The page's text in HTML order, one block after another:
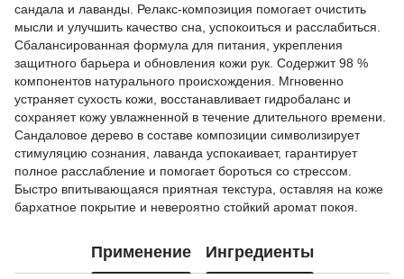
сандала и лаванды. Релакс-композиция помогает очистить
мысли и улучшить качество сна, успокоиться и расслабиться.
Сбалансированная формула для питания, укрепления
защитного барьера и обновления кожи рук. Содержит 98 %
компонентов натурального происхождения. Мгновенно
устраняет сухость кожи, восстанавливает гидробаланс и
сохраняет кожу увлажненной в течение длительного времени.
Сандаловое дерево в составе композиции символизирует
стимуляцию сознания, лаванда успокаивает, гарантирует
полное расслабление и помогает бороться со стрессом.
Быстро впитывающаяся приятная текстура, оставляя на коже
бархатное покрытие и невероятно стойкий аромат покоя.
Применение Ингредиенты